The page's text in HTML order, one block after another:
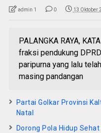
admin 1 0 13 Oktober
PALANGKA RAYA,
fraksi pendukung
paripurna yang lalu
masing pandangan
Partai Golkar Provinsi
Natal
Dorong Pola Hidup